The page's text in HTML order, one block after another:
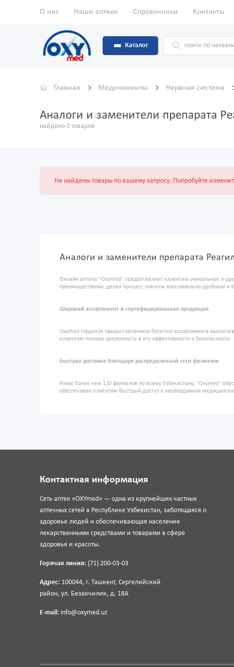
О нас Наши аптеки Справочники Контакты
Каталог
Главная Медикаменты Нервная система
Аналоги и заменители препарата
найдено 0 товаров
Не найдены товары по вашему запросу. Попробуйте
Аналоги и заменители препарата
Онлайн аптека "Oxymed" предоставляет клиентам уникальное и
преимуществами, делая процесс покупок максимально удобным и
Широкий ассортимент и сертифицированная продукция
Oxymed гордится предоставлением богатого ассортимента
клиентам полную уверенность в его эффективности и безопасности.
Быстрая доставка благодаря распределенной сети филиалов
Имея более чем 120 филиалов по всему Узбекистану, "Oxymed"
обеспечивая клиентам быстрый доступ к необходимым
Контактная информация
Сеть аптек «OXYmed» — одна из крупнейших частных
аптечных сетей в Республике Узбекистан, заботящаяся о
здоровье людей и обеспечивающая население
лекарственными средствами и товарами в сфере
здоровья и красоты.
Горячая линия: (71) 200-03-03
Адрес: 100044, г. Ташкент, Сергелийский
район, ул. Безакчилик, д. 18А
E-mail: info@oxymed.uz